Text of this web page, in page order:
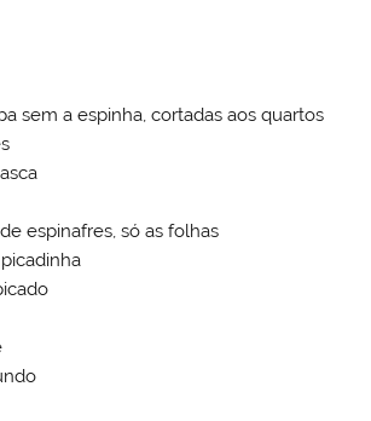
sem a espinha, cortadas aos quartos
espinafres, só as folhas